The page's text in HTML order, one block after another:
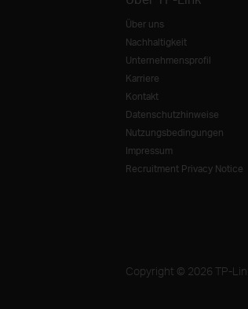
Über uns
Nachhaltigkeit
Unternehmensprofil
Karriere
Kontakt
Datenschutzhinweise
Nutzungsbedingungen
Impressum
Recruitment Privacy Notice
Copyright © 2026 TP-